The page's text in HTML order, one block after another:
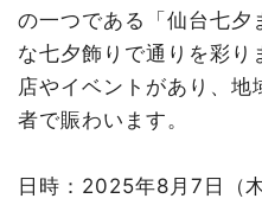
の一つである「仙台七夕
な七夕飾りで通りを彩り
店やイベントがあり、地
者で賑わいます。
日時：2025年8月7日（